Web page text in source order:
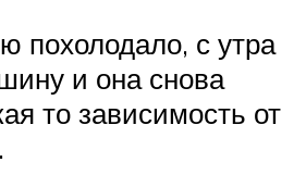
похолодало, с утра
и она снова
то зависимость от